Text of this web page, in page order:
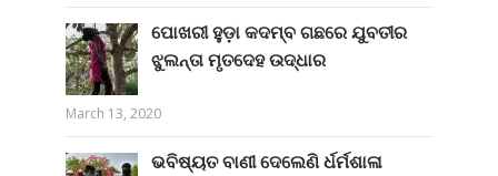
ପୋଖରୀ ହୁଡ଼ା କଦମ୍ବ ଗଛରେ ଯୁବତୀର
ଝୁଲନ୍ତା ମୃତଦେହ ଉଦ୍ଧାର
March 13, 2020
ଭବିଷ୍ୟତ ବାଣୀ ଦେଲେଣି ର୍ଧର୍ମଶାଳା